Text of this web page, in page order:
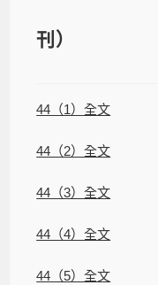
刊）
44（1）全文
44（2）全文
44（3）全文
44（4）全文
44（5）全文